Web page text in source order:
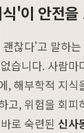
'이 안전을
찮다'고 말하
습니다. 사람마
, 해부학적 지식
고, 위험을 회피
로 숙련된 신사